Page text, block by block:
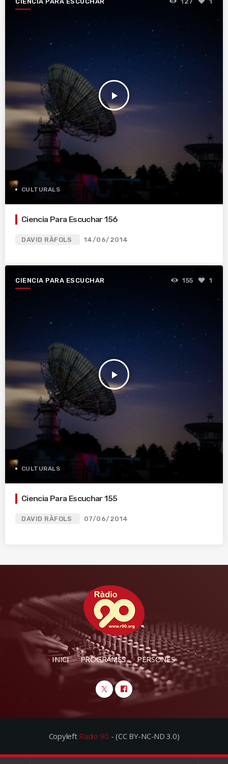
play_arrow
CULTURALS
Ciencia Para Escuchar 156
DAVID RÀFOLS 14/06/2014
CIENCIA PARA ESCUCHAR
play_arrow
155 1
CULTURALS
Ciencia Para Escuchar 155
DAVID RÀFOLS 07/06/2014
INICI PROGRAMES PERSONES
Copyleft Ràdio 90 - (CC BY-NC-ND 3.0)